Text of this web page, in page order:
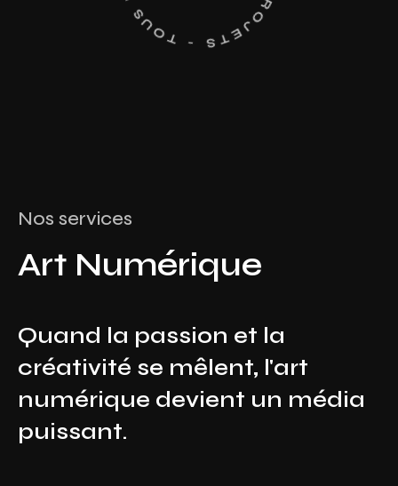
Nos services
Art Numérique
Quand la passion et la
créativité se mêlent, l'art
numérique devient un média
puissant.